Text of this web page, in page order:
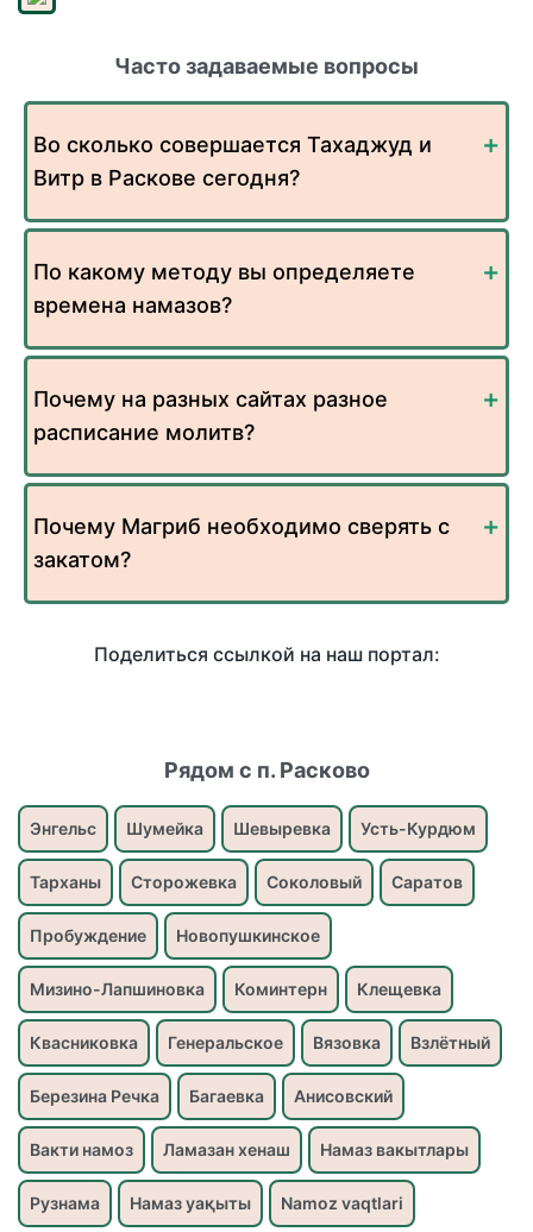
Часто задаваемые вопросы
Во сколько совершается Тахаджуд и
Витр в Раскове сегодня?
По какому методу вы определяете
времена намазов?
Почему на разных сайтах разное
расписание молитв?
Почему Магриб необходимо сверять с
закатом?
Поделиться ссылкой на наш портал:
Рядом с п. Расково
Энгельс Шумейка Шевыревка Усть-Курдюм
Тарханы Сторожевка Соколовый Саратов
Пробуждение Новопушкинское
Мизино-Лапшиновка Коминтерн Клещевка
Квасниковка Генеральское Вязовка Взлётный
Березина Речка Багаевка Анисовский
Вакти намоз Ламазан хенаш Намаз вакытлары
Рузнама Намаз уақыты Namoz vaqtlari